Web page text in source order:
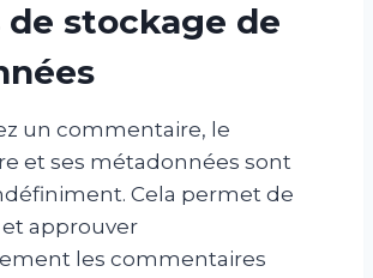
de stockage de
un commentaire, le
et ses métadonnées sont
Cela permet de
approuver
les commentaires